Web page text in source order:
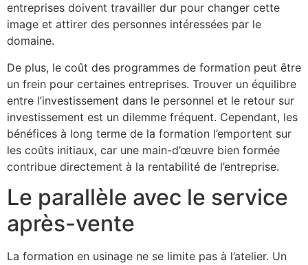
entreprises doivent travailler dur pour changer cette
image et attirer des personnes intéressées par le
domaine.
De plus, le coût des programmes de formation peut être
un frein pour certaines entreprises. Trouver un équilibre
entre l’investissement dans le personnel et le retour sur
investissement est un dilemme fréquent. Cependant, les
bénéfices à long terme de la formation l’emportent sur
les coûts initiaux, car une main-d’œuvre bien formée
contribue directement à la rentabilité de l’entreprise.
Le parallèle avec le service
après-vente
La formation en usinage ne se limite pas à l’atelier. Un